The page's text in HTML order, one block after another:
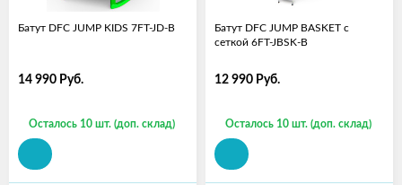
Батут DFC JUMP KIDS 7FT-JD-B
14 990 Руб.
Осталось 10 шт. (доп. склад)
Батут DFC JUMP BASKET с
сеткой 6FT-JBSK-B
12 990 Руб.
Осталось 10 шт. (доп. склад)